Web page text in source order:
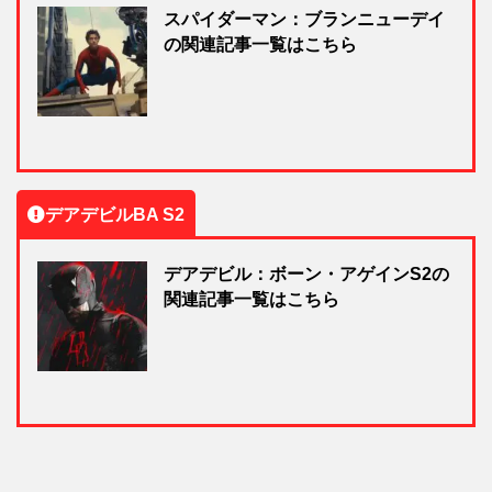
スパイダーマン：ブランニューデイ
の関連記事一覧はこちら
デアデビルBA S2
デアデビル：ボーン・アゲインS2の
関連記事一覧はこちら